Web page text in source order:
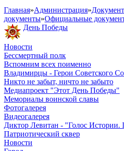
Главная»Администрация»
документы»Официальные
День Победы
Новости
Бессмертный полк
Вспомним всех поименно
Владимирцы - Герои Советского
Никто не забыт, ничто не забыто
Медиапроект "Этот День Победы"
Мемориалы воинской славы
Фотогалерея
Видеогалерея
Диктор Левитан - "Голос Истории.
Патриотический сквер
Новости